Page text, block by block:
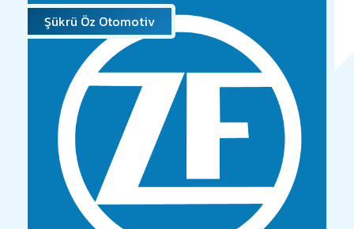
Şükrü Öz Otomotiv